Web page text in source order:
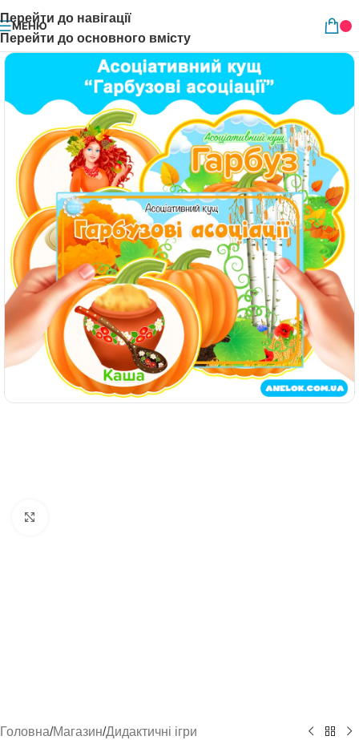
Перейти до навігації
Перейти до основного вмісту
МЕНЮ
Головна/Магазин/Дидактичні ігри